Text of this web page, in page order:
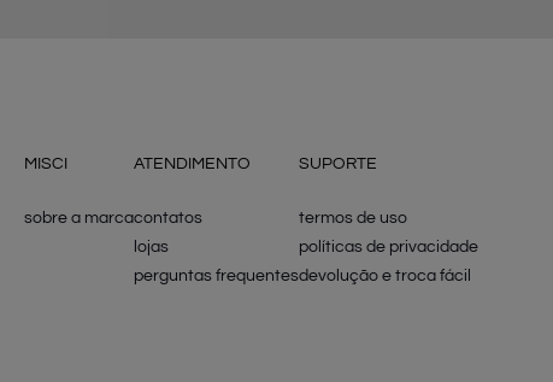
MISCI
sobre a marca
ATENDIMENTO
contatos
lojas
perguntas frequentes
SUPORTE
termos de uso
políticas de privacidade
devolução e troca fácil